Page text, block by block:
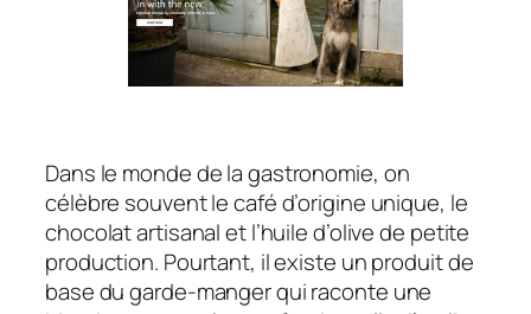
Dans le monde de la gastronomie, on
célèbre souvent le café d’origine unique, le
chocolat artisanal et l’huile d’olive de petite
production. Pourtant, il existe un produit de
base du garde-manger qui raconte une